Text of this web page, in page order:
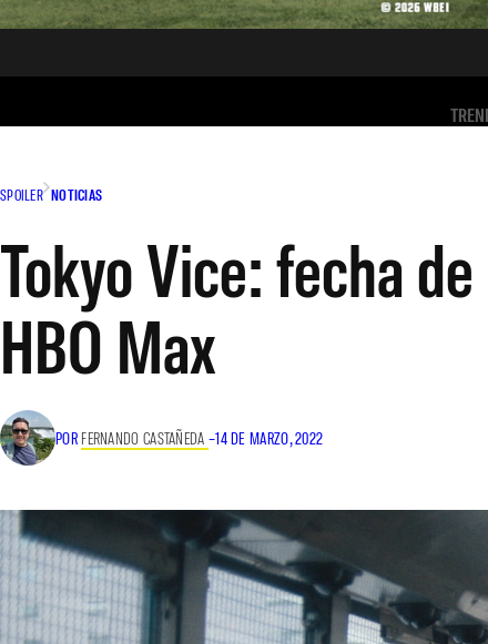
SPOILER NOTICIAS
Tokyo Vice: fecha
HBO Max
POR FERNANDO CASTAÑEDA –14 DE MARZO, 2022